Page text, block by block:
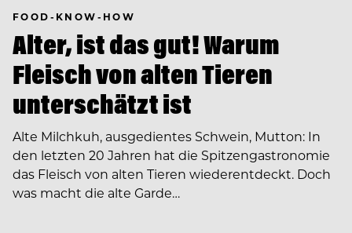
FOOD-KNOW-HOW
Alter, ist das gut! Warum
Fleisch von alten Tieren
unterschätzt ist
Alte Milchkuh, ausgedientes Schwein, Mutton: In
den letzten 20 Jahren hat die Spitzengastronomie
das Fleisch von alten Tieren wiederentdeckt. Doch
was macht die alte Garde…